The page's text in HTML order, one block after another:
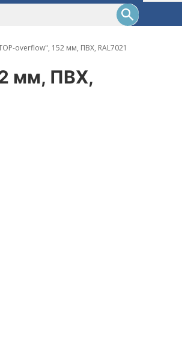
overflow", 152 мм, ПВХ, RAL7021
мм, ПВХ,